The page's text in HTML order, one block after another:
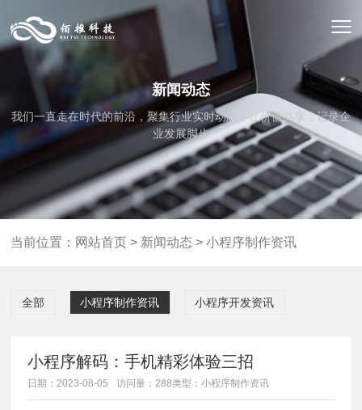
新闻动态
我们一直走在时代的前沿，聚集行业实时动态，让价值共享，记录企
业发展脚步
当前位置： 网站首页 > 新闻动态 >小程序制作资讯
全部 小程序制作资讯 小程序开发资讯
小程序解码：手机精彩体验三招
日期：2023-08-05 访问量：288类型：小程序制作资讯